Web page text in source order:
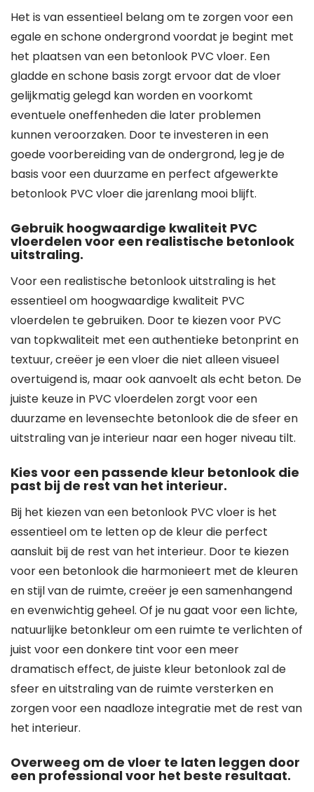
Het is van essentieel belang om te zorgen voor een
egale en schone ondergrond voordat je begint met
het plaatsen van een betonlook PVC vloer. Een
gladde en schone basis zorgt ervoor dat de vloer
gelijkmatig gelegd kan worden en voorkomt
eventuele oneffenheden die later problemen
kunnen veroorzaken. Door te investeren in een
goede voorbereiding van de ondergrond, leg je de
basis voor een duurzame en perfect afgewerkte
betonlook PVC vloer die jarenlang mooi blijft.
Gebruik hoogwaardige kwaliteit PVC
vloerdelen voor een realistische betonlook
uitstraling.
Voor een realistische betonlook uitstraling is het
essentieel om hoogwaardige kwaliteit PVC
vloerdelen te gebruiken. Door te kiezen voor PVC
van topkwaliteit met een authentieke betonprint en
textuur, creëer je een vloer die niet alleen visueel
overtuigend is, maar ook aanvoelt als echt beton. De
juiste keuze in PVC vloerdelen zorgt voor een
duurzame en levensechte betonlook die de sfeer en
uitstraling van je interieur naar een hoger niveau tilt.
Kies voor een passende kleur betonlook die
past bij de rest van het interieur.
Bij het kiezen van een betonlook PVC vloer is het
essentieel om te letten op de kleur die perfect
aansluit bij de rest van het interieur. Door te kiezen
voor een betonlook die harmonieert met de kleuren
en stijl van de ruimte, creëer je een samenhangend
en evenwichtig geheel. Of je nu gaat voor een lichte,
natuurlijke betonkleur om een ruimte te verlichten of
juist voor een donkere tint voor een meer
dramatisch effect, de juiste kleur betonlook zal de
sfeer en uitstraling van de ruimte versterken en
zorgen voor een naadloze integratie met de rest van
het interieur.
Overweeg om de vloer te laten leggen door
een professional voor het beste resultaat.